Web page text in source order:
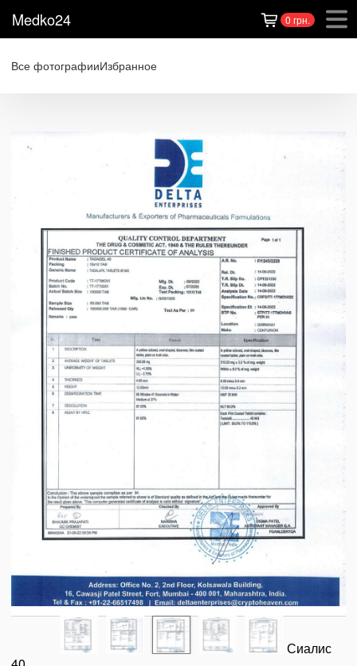
Medko24 0 грн.
Все фотографииИзбранное
Сиалис